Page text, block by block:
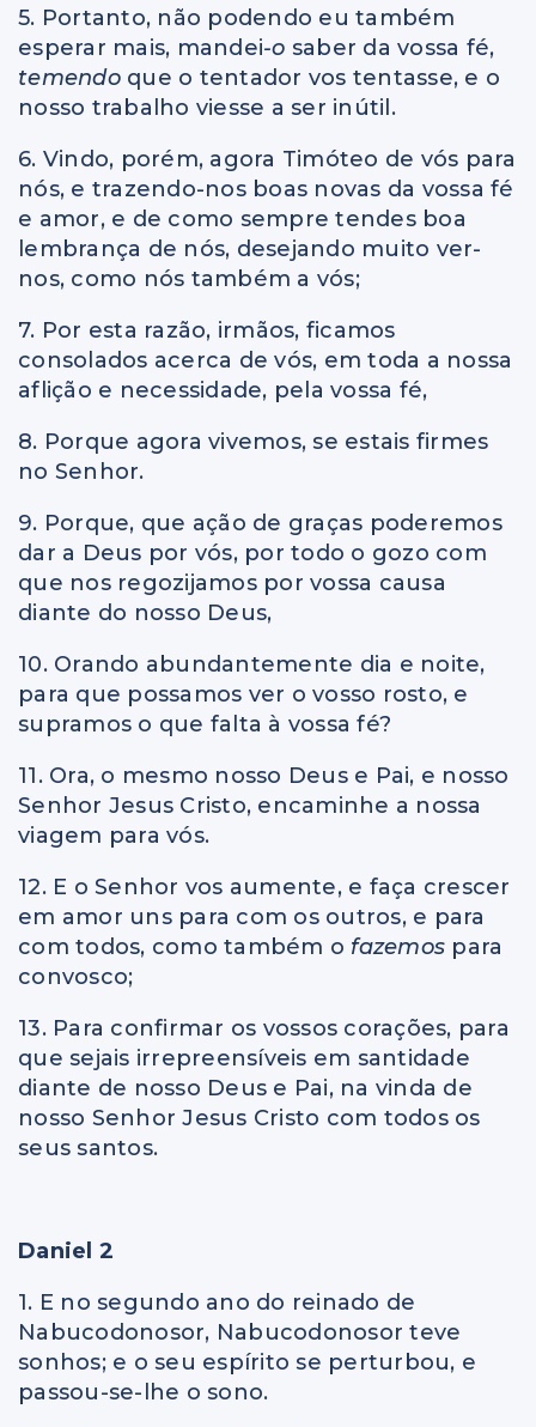
5. Portanto, não podendo eu também
esperar mais, mandei-o saber da vossa fé,
temendo que o tentador vos tentasse, e o
nosso trabalho viesse a ser inútil.
6. Vindo, porém, agora Timóteo de vós para
nós, e trazendo-nos boas novas da vossa fé
e amor, e de como sempre tendes boa
lembrança de nós, desejando muito ver-
nos, como nós também a vós;
7. Por esta razão, irmãos, ficamos
consolados acerca de vós, em toda a nossa
aflição e necessidade, pela vossa fé,
8. Porque agora vivemos, se estais firmes
no Senhor.
9. Porque, que ação de graças poderemos
dar a Deus por vós, por todo o gozo com
que nos regozijamos por vossa causa
diante do nosso Deus,
10. Orando abundantemente dia e noite,
para que possamos ver o vosso rosto, e
supramos o que falta à vossa fé?
11. Ora, o mesmo nosso Deus e Pai, e nosso
Senhor Jesus Cristo, encaminhe a nossa
viagem para vós.
12. E o Senhor vos aumente, e faça crescer
em amor uns para com os outros, e para
com todos, como também o fazemos para
convosco;
13. Para confirmar os vossos corações, para
que sejais irrepreensíveis em santidade
diante de nosso Deus e Pai, na vinda de
nosso Senhor Jesus Cristo com todos os
seus santos.
Daniel 2
1. E no segundo ano do reinado de
Nabucodonosor, Nabucodonosor teve
sonhos; e o seu espírito se perturbou, e
passou-se-lhe o sono.